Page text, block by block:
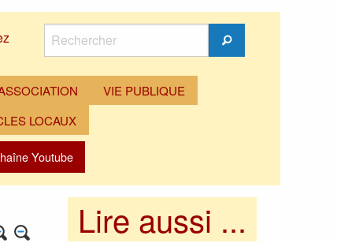
Rechercher
Rechercher
VIE PUBLIQUE
LOCAUX
Youtube
Lire aussi ...